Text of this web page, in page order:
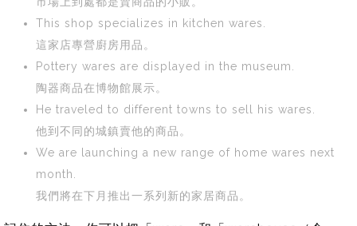
This shop specializes in kitchen wares.
這家店專營廚房用品。
Pottery wares are displayed in the museum.
陶器商品在博物館展示。
He traveled to different towns to sell his wares.
他到不同的城鎮賣他的商品。
We are launching a new range of home wares next
month.
我們將在下月推出一系列新的家居商品。